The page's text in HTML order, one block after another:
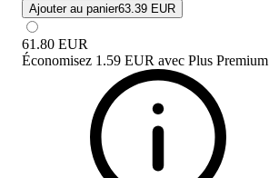
Ajouter au panier63.39 EUR
61.80 EUR
Économisez 1.59 EUR avec Plus Premium